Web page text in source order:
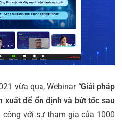
vừa qua, Webinar “Giải pháp
xuất để ổn định và bứt tốc sau
công với sự tham gia của 1000